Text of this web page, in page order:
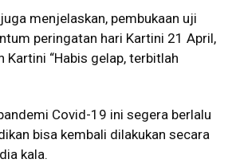
menjelaskan, pembukaan uji
peringatan hari Kartini 21 April,
Kartini “Habis gelap, terbitlah
Covid-19 ini segera berlalu
bisa kembali dilakukan secara
kala.